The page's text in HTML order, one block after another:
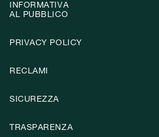
INFORMATIVA
AL PUBBLICO
PRIVACY POLICY
RECLAMI
SICUREZZA
TRASPARENZA